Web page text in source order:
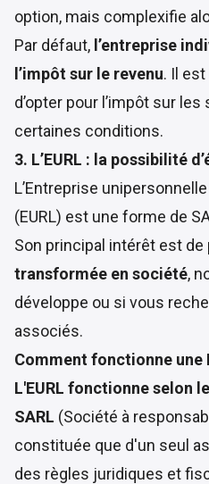
option, mais complexifie
Par défaut, l’entreprise
l’impôt sur le revenu. Il
d’opter pour l’impôt sur
certaines conditions.
3. L’EURL : la possibilité
L’Entreprise
(EURL) est une forme de
Son principal intérêt est de
transformée en société,
développe ou si vous
associés.
Comment fonctionne une
L'EURL fonctionne selon
SARL (Société à
constituée que d'un seul
des règles juridiques et